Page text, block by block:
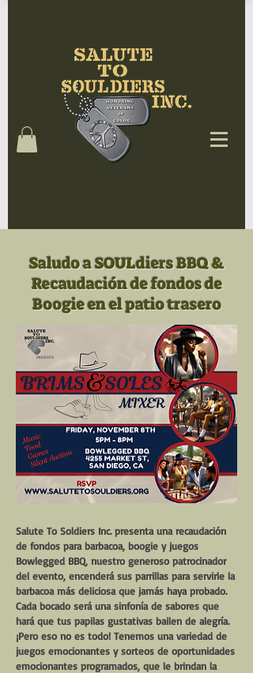
Saludo a SOULdiers BBQ &
Recaudación de fondos de
Boogie en el patio trasero
Salute To Soldiers Inc. presenta una recaudación
de fondos para barbacoa, boogie y juegos
Bowlegged BBQ, nuestro generoso patrocinador
del evento, encenderá sus parrillas para servirle la
barbacoa más deliciosa que jamás haya probado.
Cada bocado será una sinfonía de sabores que
hará que tus papilas gustativas bailen de alegría.
¡Pero eso no es todo! Tenemos una variedad de
juegos emocionantes y sorteos de oportunidades
emocionantes programados, que le brindan la